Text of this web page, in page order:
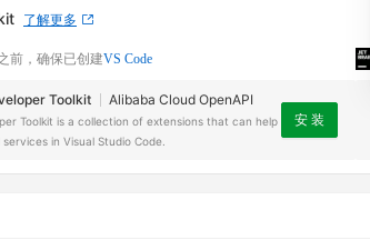
了解更多
前，确保已创建VS Code
Toolkit Alibaba Cloud OpenAPI
Toolkit is a collection of extensions that can help
in Visual Studio Code.
安 装